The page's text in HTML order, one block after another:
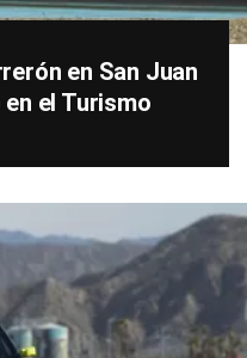
en San Juan
el Turismo